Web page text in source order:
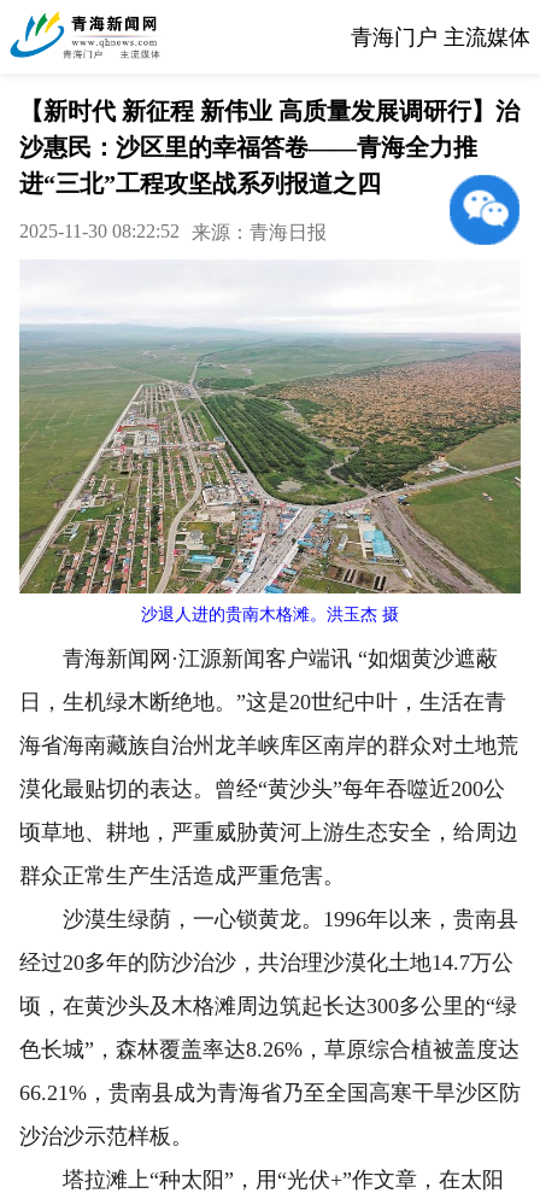
青海门户 主流媒体
【新时代 新征程 新伟业 高质量发展调研行】治
沙惠民：沙区里的幸福答卷——青海全力推
进“三北”工程攻坚战系列报道之四
2025-11-30 08:22:52 来源：青海日报
沙退人进的贵南木格滩。洪玉杰 摄
青海新闻网·江源新闻客户端讯 “如烟黄沙遮蔽
日，生机绿木断绝地。”这是20世纪中叶，生活在青
海省海南藏族自治州龙羊峡库区南岸的群众对土地荒
漠化最贴切的表达。曾经“黄沙头”每年吞噬近200公
顷草地、耕地，严重威胁黄河上游生态安全，给周边
群众正常生产生活造成严重危害。
沙漠生绿荫，一心锁黄龙。1996年以来，贵南县
经过20多年的防沙治沙，共治理沙漠化土地14.7万公
顷，在黄沙头及木格滩周边筑起长达300多公里的“绿
色长城”，森林覆盖率达8.26%，草原综合植被盖度达
66.21%，贵南县成为青海省乃至全国高寒干旱沙区防
沙治沙示范样板。
塔拉滩上“种太阳”，用“光伏+”作文章，在太阳